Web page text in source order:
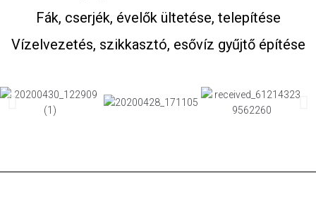
Fák, cserjék, évelők ültetése, telepítése
Vízelvezetés, szikkasztó, esővíz gyűjtő építése